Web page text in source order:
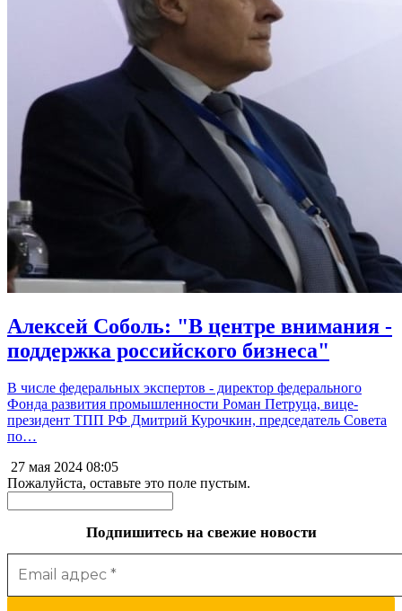
Алексей Соболь: "В центре внимания -
поддержка российского бизнеса"
В числе федеральных экспертов - директор федерального
Фонда развития промышленности Роман Петруца, вице-
президент ТПП РФ Дмитрий Курочкин, председатель Совета
по…
27 мая 2024 08:05
Пожалуйста, оставьте это поле пустым.
Подпишитесь на свежие новости